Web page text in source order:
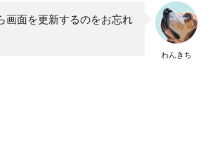
わんきち
画面を更新するのをお忘れ